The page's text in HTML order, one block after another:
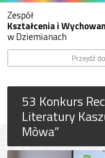
Zespół
Kształcenia i
w Dziemianach
Przejdź
53 Konkurs
Literatury
Mòwa”